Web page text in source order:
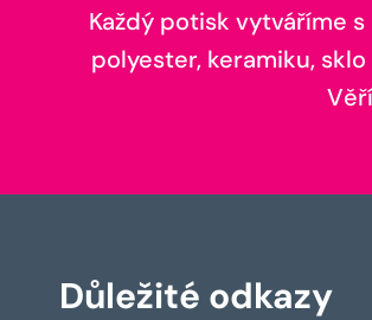
Každý potisk vytváříme
polyester, keramiku,
Důležité odkazy